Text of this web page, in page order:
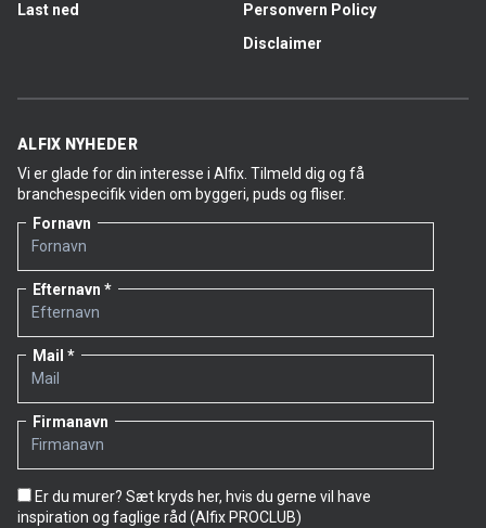
Last ned
Personvern Policy
Disclaimer
ALFIX NYHEDER
Vi er glade for din interesse i Alfix. Tilmeld dig og få
branchespecifik viden om byggeri, puds og fliser.
Fornavn
Efternavn
Mail
Firmanavn
Er du murer? Sæt kryds her, hvis du gerne vil have
inspiration og faglige råd (Alfix PROCLUB)